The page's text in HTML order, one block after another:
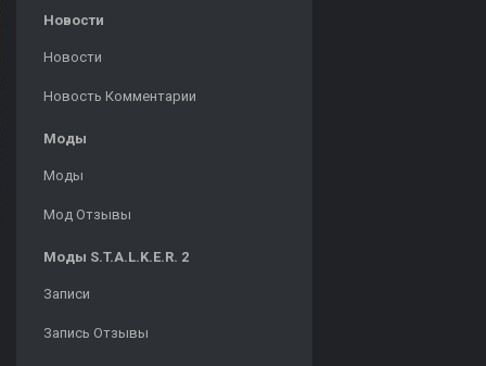
Новости
Новости
Новость Комментарии
Моды
Моды
Мод Отзывы
Моды S.T.A.L.K.E.R. 2
Записи
Запись Отзывы